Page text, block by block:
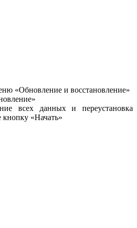
«Обновление и восстановление»
всех данных и переустановка
«Начать»